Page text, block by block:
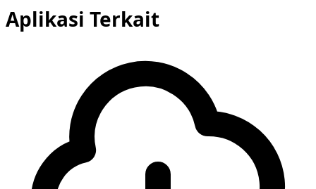
Aplikasi Terkait